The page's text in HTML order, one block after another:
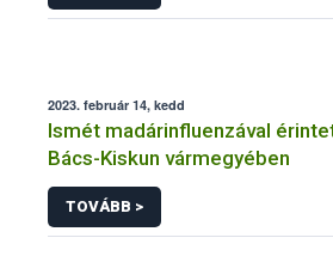
2023. február 14, kedd
Ismét madárinfluenzával
Bács-Kiskun vármegyében
TOVÁBB >